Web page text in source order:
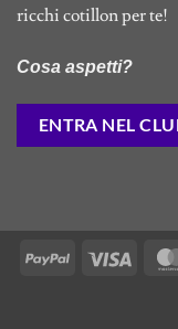
ricchi cotillon per te!
Cosa aspetti?
ENTRA NEL
PayPal Visa